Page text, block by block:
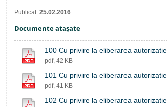
Publicat: 25.02.2016
Documente ataşate
100 Cu privire la eliberarea
pdf, 42 KB
101 Cu privire la eliberarea
pdf, 41 KB
102 Cu privire la eliberarea